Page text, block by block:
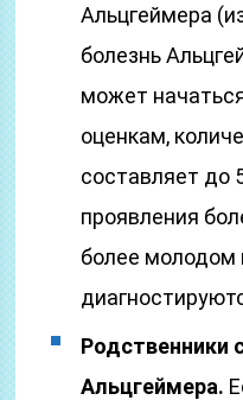
Альцгеймера
болезнь
может
оценкам,
составляет до
проявления
более молодом
Родственники
Альцгеймера.